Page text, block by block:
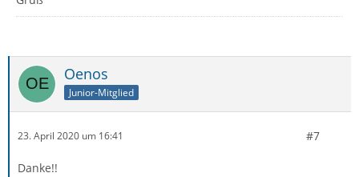
Oenos
Junior-Mitglied
23. April 2020 um 16:41 #7
Danke!!